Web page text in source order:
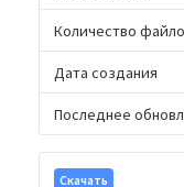
Количество
Дата создания
Последнее
Скачать